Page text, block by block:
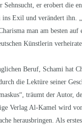
Sehnsucht, er erobert die
Exil und verändert ihn.
man am besten
Künstlerin
Beruf, Schami hat
die Lektüre seiner
träumt der Autor,
Verlag Al-Kamel wird
herausbringen. Als